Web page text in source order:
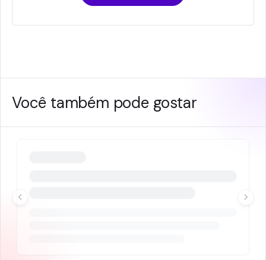
Você também pode gostar